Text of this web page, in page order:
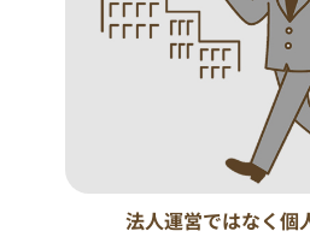
法人運営ではなく個